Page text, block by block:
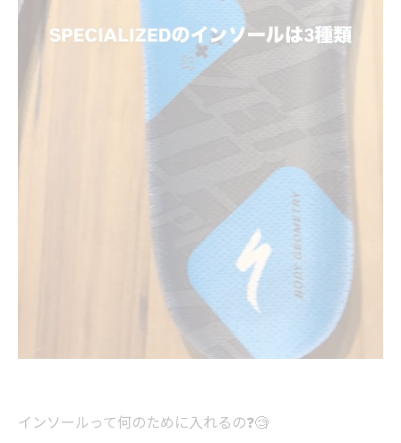
インソールって何のために入れるの❓🧐